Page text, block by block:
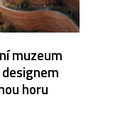
muzeum
horu